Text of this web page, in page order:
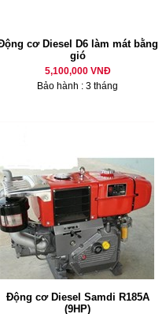
cơ Diesel D6 làm mát bằng
gió
5,100,000 VNĐ
Bảo hành : 3 tháng
Động cơ Diesel Samdi R185A
(9HP)